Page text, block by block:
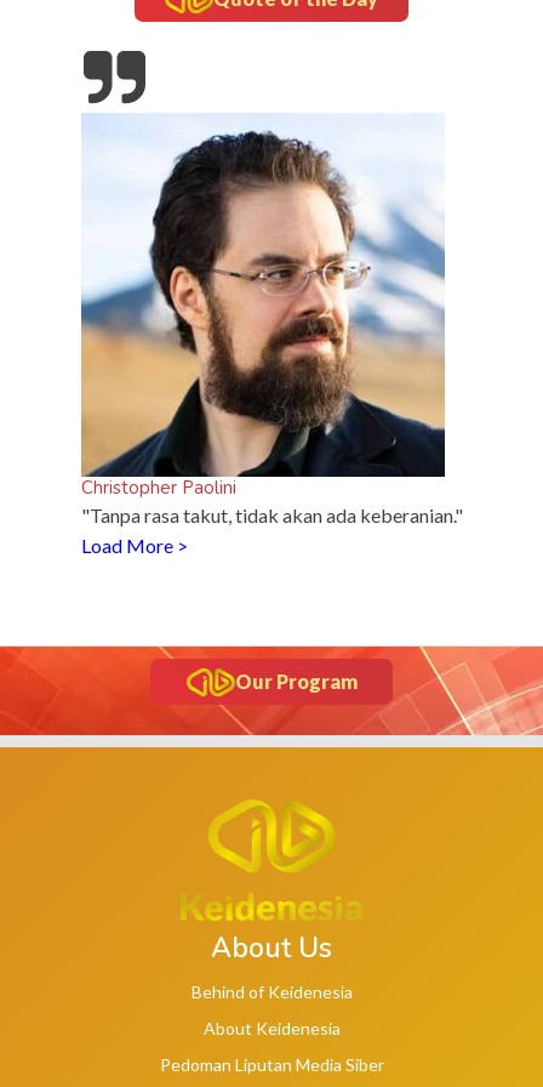
5 Manfaat Mentimun Bagi Kesehatan yang Jarang
Diketahui
Christopher Paolini
"Tanpa rasa takut, tidak akan ada keberanian."
Load More >
Our Program
About Us
Behind of Keidenesia
About Keidenesia
Pedoman Liputan Media Siber